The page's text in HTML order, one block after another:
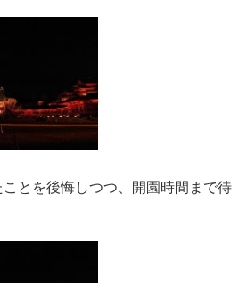
ことを後悔しつつ、開園時間まで待